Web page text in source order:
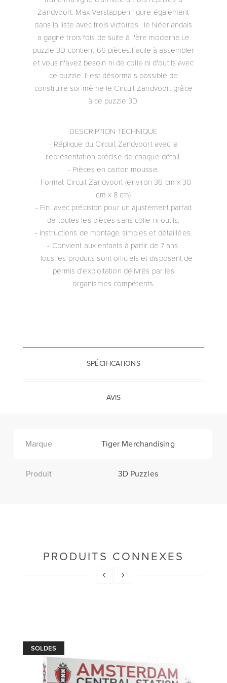
Zandvoort. Max Verstappen figure également
dans la liste avec trois victoires : le Néerlandais
a gagné trois fois de suite à l'ère moderne.Le
puzzle 3D contient 66 pièces.Facile à assembler
et vous n'avez besoin ni de colle ni d'outils avec
ce puzzle. Il est désormais possible de
construire soi-même le Circuit Zandvoort grâce
à ce puzzle 3D.
DESCRIPTION TECHNIQUE
- Réplique du Circuit Zandvoort avec la
représentation précise de chaque détail.
- Pièces en carton mousse.
- Format Circuit Zandvoort (environ 36 cm x 30
cm x 8 cm)
- Fini avec précision pour un ajustement parfait
de toutes les pièces sans colle ni outils.
- Instructions de montage simples et détaillées.
- Convient aux enfants à partir de 7 ans.
- Tous les produits sont officiels et disposent de
permis d'exploitation délivrés par les
organismes compétents.
SPÉCIFICATIONS
AVIS
Marque Tiger Merchandising
Produit 3D Puzzles
PRODUITS CONNEXES
SOLDES